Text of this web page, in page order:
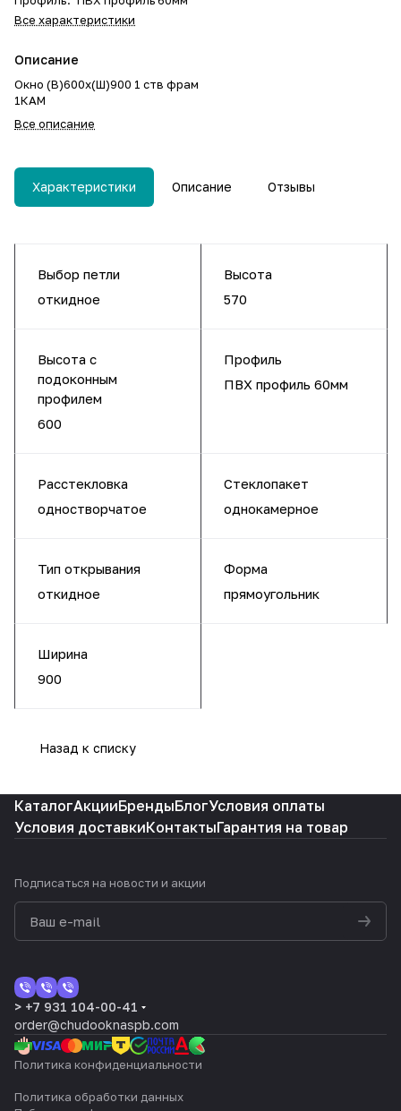
Все характеристики
Описание
Окно (В)600х(Ш)900 1 ств фрам
1КАМ
Все описание
Характеристики Описание Отзывы
Выбор петли
откидное
Высота
570
Высота с
подоконным
профилем
600
Профиль
ПВХ профиль 60мм
Расстекловка
одностворчатое
Стеклопакет
однокамерное
Тип открывания
откидное
Форма
прямоугольник
Ширина
900
Назад к списку
КаталогАкцииБрендыБлогУсловия оплаты
Условия доставкиКонтактыГарантия на товар
Подписаться на новости и акции
> +7 931 104-00-41
order@chudooknaspb.com
Политика конфиденциальности
Политика обработки данных